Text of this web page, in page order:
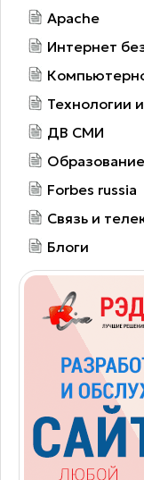
Apache
Интернет
Технологии
ДВ СМИ
Forbes russia
Связь и
Блоги